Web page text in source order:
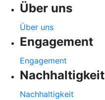
Über uns
Über uns
Engagement
Engagement
Nachhaltigkeit
Nachhaltigkeit